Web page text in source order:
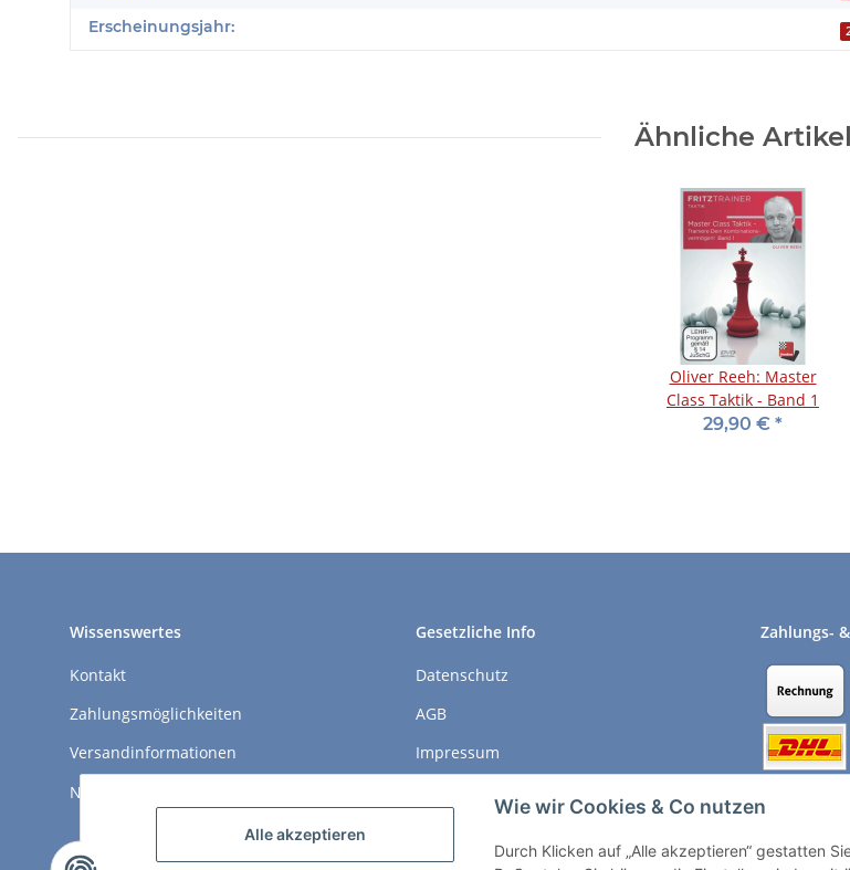
Alle akzeptieren
Wie wir Cookies & Co nutzen
Durch Klicken auf „Alle akzeptieren“ gestatten
Erscheinungsjahr:
Ähnliche Artikel
Oliver Reeh: Master
Class Taktik - Band 1
29,90 € *
Wissenswertes
Kontakt
Zahlungsmöglichkeiten
Versandinformationen
Newsletter
Gesetzliche Info
Datenschutz
AGB
Impressum
Vertrag widerrufen
Zahlungs-